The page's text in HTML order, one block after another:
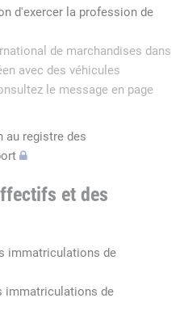
d'exercer la profession de
de marchandises dans
avec des véhicules
le message en page
au registre des
et des
immatriculations de
immatriculations de